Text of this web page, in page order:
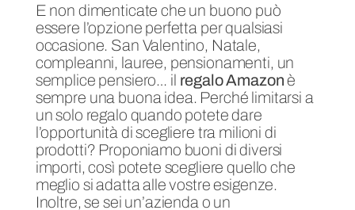
E non dimenticate che un buono può
essere l’opzione perfetta per qualsiasi
occasione. San Valentino, Natale,
compleanni, lauree, pensionamenti, un
semplice pensiero… il regalo Amazonè
sempre una buona idea. Perché limitarsi a
un solo regalo quando potete dare
l’opportunità di scegliere tra milioni di
prodotti? Proponiamo buoni di diversi
importi, così potete scegliere quello che
meglio si adatta alle vostre esigenze.
Inoltre, se sei un’azienda o un